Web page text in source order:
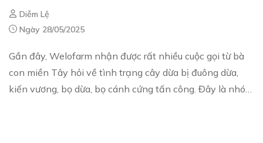
Diễm Lệ
Ngày 28/05/2025
Gần đây, Welofarm nhận được rất nhiều cuộc gọi từ bà
con miền Tây hỏi về tình trạng cây dừa bị đuông dừa,
kiến vương, bọ dừa, bọ cánh cứng tấn công. Đây là nhóm